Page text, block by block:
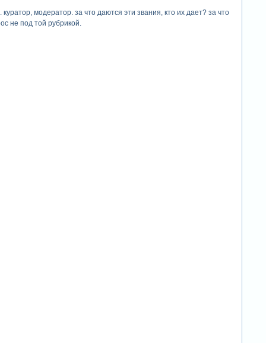
модератор. за что даются эти звания, кто их дает? за что
не под той рубрикой.